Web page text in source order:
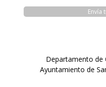
Envía
Departamento de
Ayuntamiento de